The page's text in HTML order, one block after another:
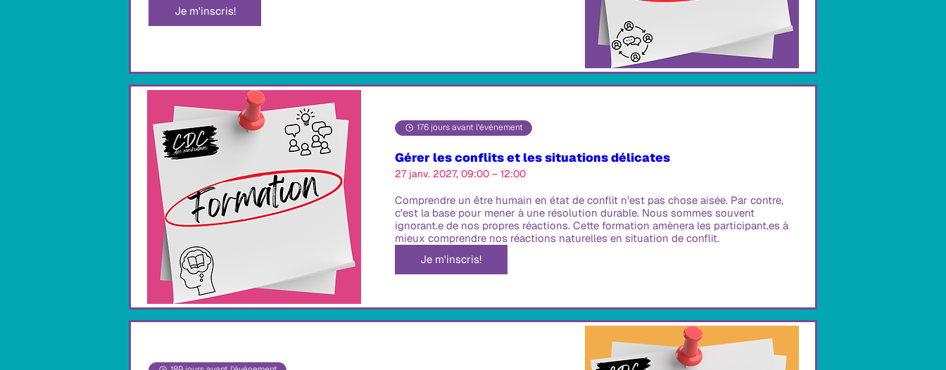
Je m'inscris!
176 jours avant l'événement
Gérer les conflits et les situations délicates
27 janv. 2027, 09:00 – 12:00
Comprendre un être humain en état de conflit n’est pas chose aisée. Par contre,
c’est la base pour mener à une résolution durable. Nous sommes souvent
ignorant.e de nos propres réactions. Cette formation amènera les participant.es à
mieux comprendre nos réactions naturelles en situation de conflit.
Je m'inscris!